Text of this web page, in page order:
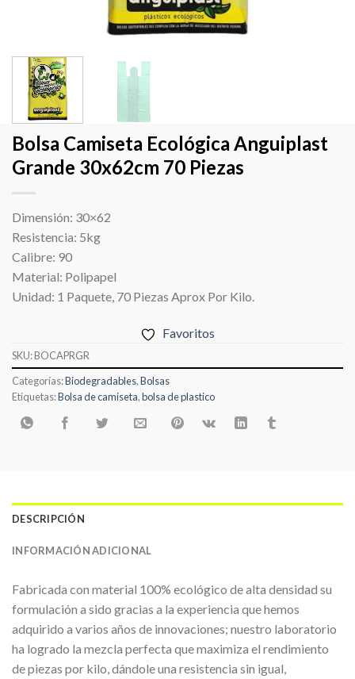
Bolsa Camiseta Ecológica Anguiplast
Grande 30x62cm 70 Piezas
Dimensión: 30×62
Resistencia: 5kg
Calibre: 90
Material: Polipapel
Unidad: 1 Paquete, 70 Piezas Aprox Por Kilo.
Favoritos
SKU:BOCAPRGR
Categorías:Biodegradables,Bolsas
Etiquetas:Bolsa de camiseta,bolsa de plastico
DESCRIPCIÓN
INFORMACIÓN ADICIONAL
Fabricada con material 100% ecológico de alta densidad su
formulación a sido gracias a la experiencia que hemos
adquirido a varios años de innovaciones; nuestro laboratorio
ha logrado la mezcla perfecta que maximiza el rendimiento
de piezas por kilo, dándole una resistencia sin igual,